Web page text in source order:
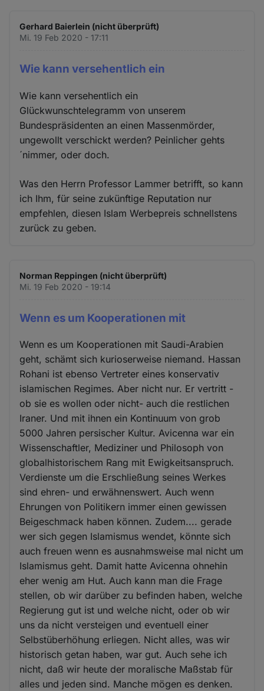
Gerhard Baierlein (nicht überprüft)
Mi. 19 Feb 2020 - 17:11
Wie kann versehentlich ein
Wie kann versehentlich ein
Glückwunschtelegramm von unserem
Bundespräsidenten an einen Massenmörder,
ungewollt verschickt werden? Peinlicher gehts
´nimmer, oder doch.
Was den Herrn Professor Lammer betrifft, so kann
ich Ihm, für seine zukünftige Reputation nur
empfehlen, diesen Islam Werbepreis schnellstens
zurück zu geben.
Norman Reppingen (nicht überprüft)
Mi. 19 Feb 2020 - 19:14
Wenn es um Kooperationen mit
Wenn es um Kooperationen mit Saudi-Arabien
geht, schämt sich kurioserweise niemand. Hassan
Rohani ist ebenso Vertreter eines konservativ
islamischen Regimes. Aber nicht nur. Er vertritt -
ob sie es wollen oder nicht- auch die restlichen
Iraner. Und mit ihnen ein Kontinuum von grob
5000 Jahren persischer Kultur. Avicenna war ein
Wissenschaftler, Mediziner und Philosoph von
globalhistorischem Rang mit Ewigkeitsanspruch.
Verdienste um die Erschließung seines Werkes
sind ehren- und erwähnenswert. Auch wenn
Ehrungen von Politikern immer einen gewissen
Beigeschmack haben können. Zudem.... gerade
wer sich gegen Islamismus wendet, könnte sich
auch freuen wenn es ausnahmsweise mal nicht um
Islamismus geht. Damit hatte Avicenna ohnehin
eher wenig am Hut. Auch kann man die Frage
stellen, ob wir darüber zu befinden haben, welche
Regierung gut ist und welche nicht, oder ob wir
uns da nicht versteigen und eventuell einer
Selbstüberhöhung erliegen. Nicht alles, was wir
historisch getan haben, war gut. Auch sehe ich
nicht, daß wir heute der moralische Maßstab für
alles und jeden sind. Manche mögen es denken.